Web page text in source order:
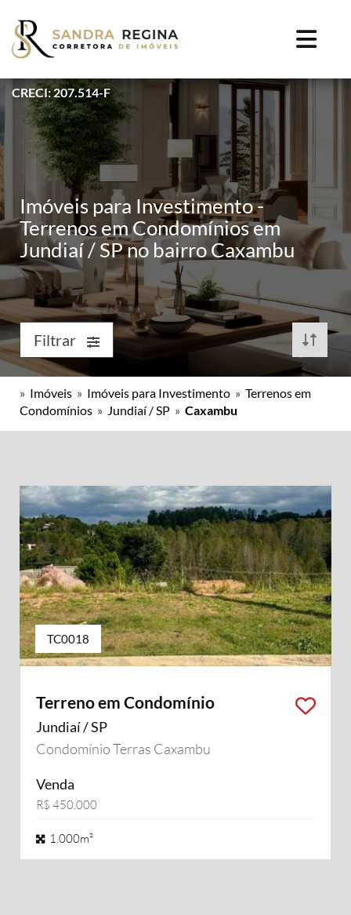
CRECI: 207.514-F
Imóveis para Investimento -
Terrenos em Condomínios em
Jundiaí / SP no bairro Caxambu
Filtrar
» Imóveis » Imóveis para Investimento » Terrenos em
Condomínios » Jundiaí / SP » Caxambu
TC0018
Terreno em Condomínio
Jundiaí / SP
Condomínio Terras Caxambu
Venda
R$ 450.000
1.000m²